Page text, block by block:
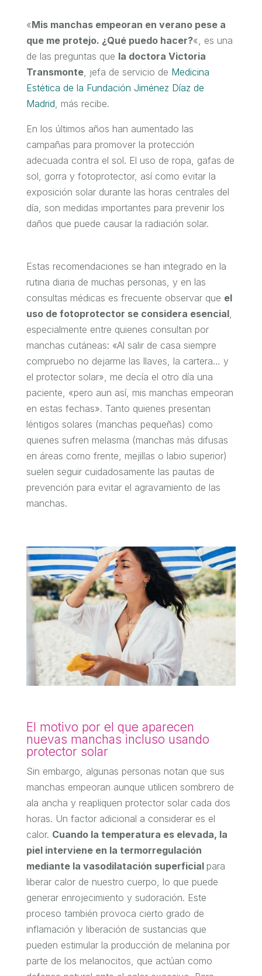
«Mis manchas empeoran en verano pese a
que me protejo. ¿Qué puedo hacer?«, es una
de las preguntas que la doctora Victoria
Transmonte, jefa de servicio de Medicina
Estética de la Fundación Jiménez Díaz de
Madrid , más recibe.
En los últimos años han aumentado las
campañas para promover la protección
adecuada contra el sol. El uso de ropa, gafas de
sol, gorra y fotoprotector, así como evitar la
exposición solar durante las horas centrales del
día, son medidas importantes para prevenir los
daños que puede causar la radiación solar.
Estas recomendaciones se han integrado en la
rutina diaria de muchas personas, y en las
consultas médicas es frecuente observar que el
uso de fotoprotector se considera esencial,
especialmente entre quienes consultan por
manchas cutáneas: «Al salir de casa siempre
compruebo no dejarme las llaves, la cartera… y
el protector solar», me decía el otro día una
paciente, «pero aun así, mis manchas empeoran
en estas fechas». Tanto quienes presentan
léntigos solares (manchas pequeñas) como
quienes sufren melasma (manchas más difusas
en áreas como frente, mejillas o labio superior)
suelen seguir cuidadosamente las pautas de
prevención para evitar el agravamiento de las
manchas.
El motivo por el que aparecen
nuevas manchas incluso usando
protector solar
Sin embargo, algunas personas notan que sus
manchas empeoran aunque utilicen sombrero de
ala ancha y reapliquen protector solar cada dos
horas. Un factor adicional a considerar es el
calor. Cuando la temperatura es elevada, la
piel interviene en la termorregulación
mediante la vasodilatación superficial para
liberar calor de nuestro cuerpo, lo que puede
generar enrojecimiento y sudoración. Este
proceso también provoca cierto grado de
inflamación y liberación de sustancias que
pueden estimular la producción de melanina por
parte de los melanocitos, que actúan como